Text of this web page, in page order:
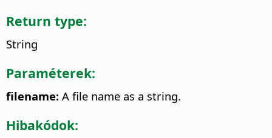
Return type:
String
Paraméterek:
filename: A file name as a string.
Hibakódok: